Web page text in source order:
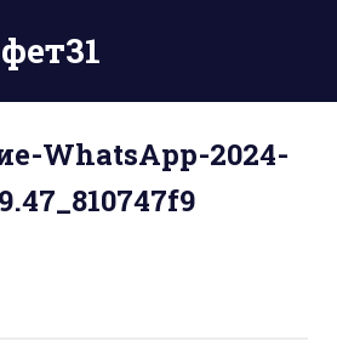
WhatsApp-2024-